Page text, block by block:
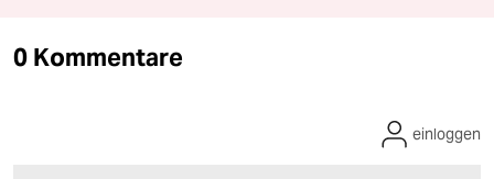
0 Kommentare
einloggen